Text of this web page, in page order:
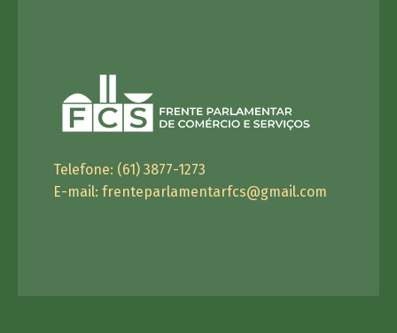
Telefone: (61) 3877-1273
E-mail: frenteparlamentarfcs@gmail.com